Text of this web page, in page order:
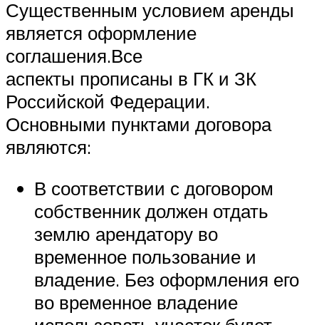
Существенным условием аренды
является оформление
соглашения.Все
аспекты прописаны в ГК и ЗК
Российской Федерации.
Основными пунктами договора
являются:
В соответствии с договором
собственник должен отдать
землю арендатору во
временное пользование и
владение. Без оформления его
во временное владение